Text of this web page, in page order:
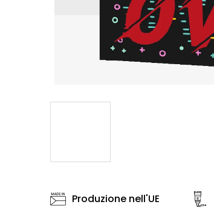
Produzione nell'UE